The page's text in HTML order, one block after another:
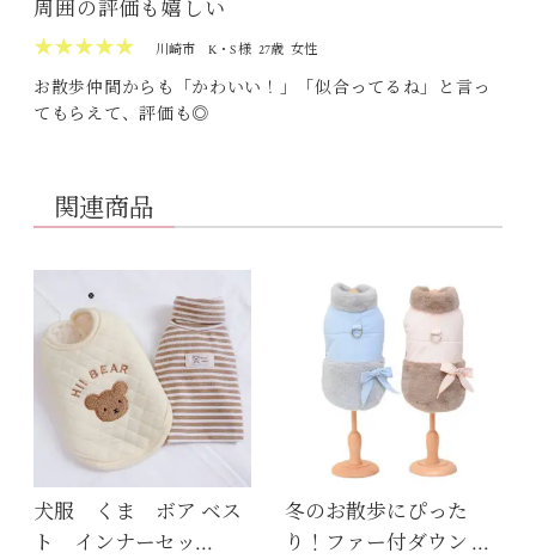
周囲の評価も嬉しい
★★★★★
川崎市 K・S 様 27歳 女性
お散歩仲間からも「かわいい！」「似合ってるね」と言っ
てもらえて、評価も◎
関連商品
犬服 くま ボア ベス
ト インナーセッ…
冬のお散歩にぴった
り！ファー付ダウン …